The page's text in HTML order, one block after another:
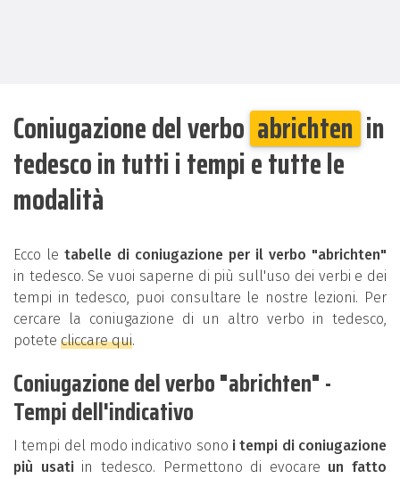
Coniugazione del verbo abrichten in
tedesco in tutti i tempi e tutte le
modalità
Ecco le tabelle di coniugazione per il verbo "abrichten"
in tedesco. Se vuoi saperne di più sull'uso dei verbi e dei
tempi in tedesco, puoi consultare le nostre lezioni. Per
cercare la coniugazione di un altro verbo in tedesco,
potete cliccare qui.
Coniugazione del verbo "abrichten" -
Tempi dell'indicativo
I tempi del modo indicativo sono i tempi di coniugazione
più usati in tedesco. Permettono di evocare un fatto